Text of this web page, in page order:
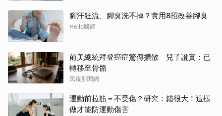
腳汗狂流、腳臭洗不掉？實用8招改善腳臭
Hello醫師
前美總統拜登癌症驚傳擴散 兒子證實：已
轉移至骨骼
民視新聞網
運動前拉筋＝不受傷？研究：錯很大！這樣
做才能防運動傷害